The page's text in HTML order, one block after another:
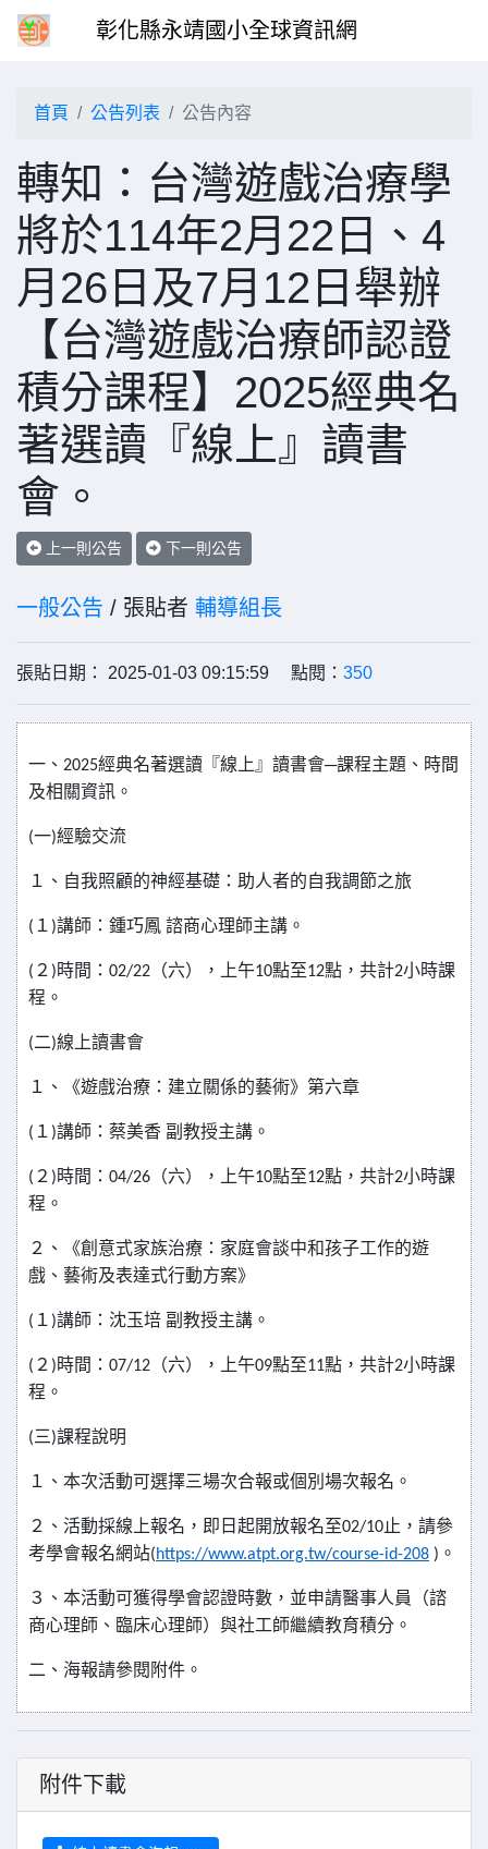
彰化縣永靖國小全球資訊網
首頁 公告列表 公告內容
轉知：台灣遊戲治療學
將於114年2月22日、4
月26日及7月12日舉辦
【台灣遊戲治療師認證
積分課程】2025經典名
著選讀『線上』讀書
會。
上一則公告 下一則公告
一般公告 / 張貼者 輔導組長
張貼日期： 2025-01-03 09:15:59 點閱： 350
一、 2025經典名著選讀『線上』讀書會─課程主題、時間
及相關資訊。
(一)經驗交流
１、自我照顧的神經基礎：助人者的自我調節之旅
( １ )講師：鍾巧鳳 諮商心理師主講。
( ２ )時間： 02/22 （六），上午10點至12點，共計2小時課
程。
(二)線上讀書會
１、《遊戲治療：建立關係的藝術》第六章
( １ )講師：蔡美香 副教授主講。
( ２ )時間： 04/26 （六），上午10點至12點，共計2小時課
程。
２、《創意式家族治療：家庭會談中和孩子工作的遊
戲、藝術及表達式行動方案》
( １ )講師：沈玉培 副教授主講。
( ２ )時間： 07/12 （六），上午09點至11點，共計2小時課
程。
(三)課程說明
１、本次活動可選擇三場次合報或個別場次報名。
２、活動採線上報名，即日起開放報名至02/10止，請參
考學會報名網站(https://www.atpt.org.tw/course-id-208 ) 。
３、本活動可獲得學會認證時數，並申請醫事人員（諮
商心理師、臨床心理師）與社工師繼續教育積分。
二、海報請參閱附件。
附件下載